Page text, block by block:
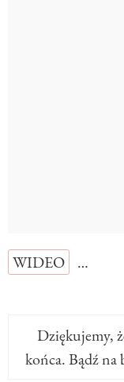
WIDEO …
Dziękujemy,
końca. Bądź na